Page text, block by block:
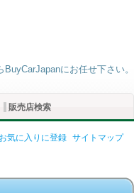
にお任せ下さい。
販売店検索
お気に入りに登録 サイトマップ